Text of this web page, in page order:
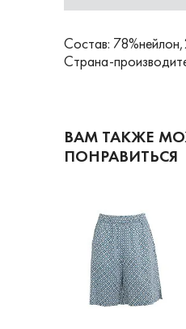
Состав:
Страна-
ВАМ ТАКЖЕ
ПОНРАВИТЬСЯ